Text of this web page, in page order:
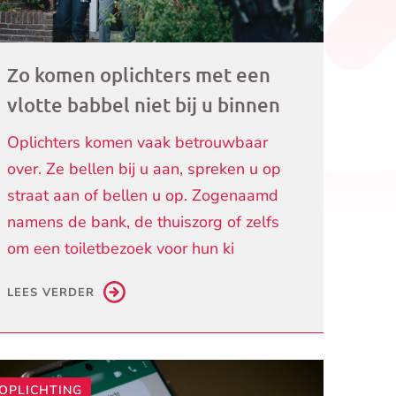
Zo komen oplichters met een
vlotte babbel niet bij u binnen
Oplichters komen vaak betrouwbaar
over. Ze bellen bij u aan, spreken u op
straat aan of bellen u op. Zogenaamd
namens de bank, de thuiszorg of zelfs
om een toiletbezoek voor hun ki
LEES VERDER